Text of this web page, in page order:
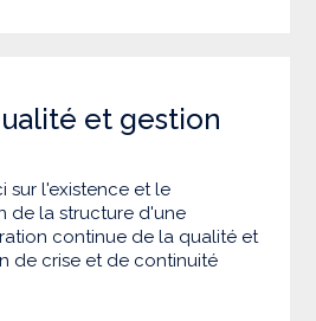
et gestion
sur l'existence et le
de la structure d'une
continue de la qualité et
de crise et de continuité